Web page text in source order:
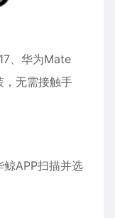
17、华为Mate
，无需接触手
APP扫描并选